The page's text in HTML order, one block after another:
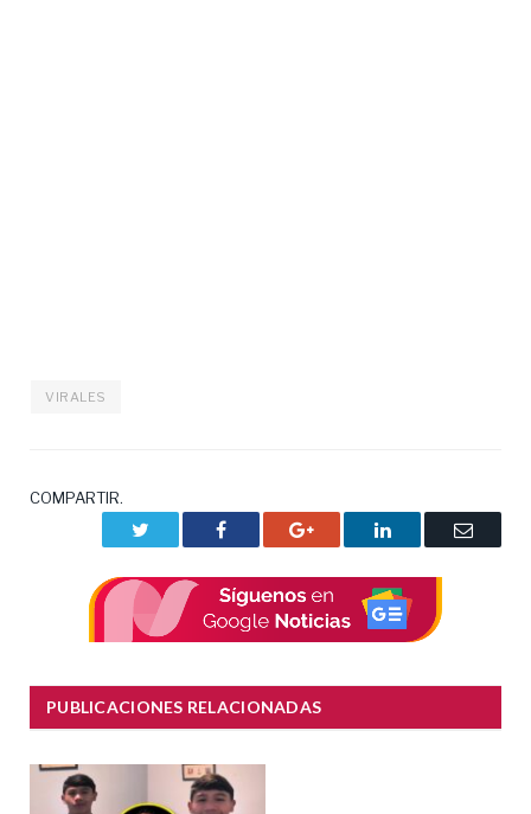
VIRALES
COMPARTIR.
Facebook Google+ LinkedIn
Correo
PUBLICACIONES RELACIONADAS